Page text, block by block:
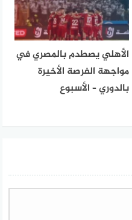
الأهلي يصطدم بالمصري في
مواجهة الفرصة الأخيرة
بالدوري – الأسبوع